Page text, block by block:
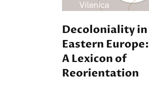
Decoloniality in
Eastern Europe:
A Lexicon of
Reorientation